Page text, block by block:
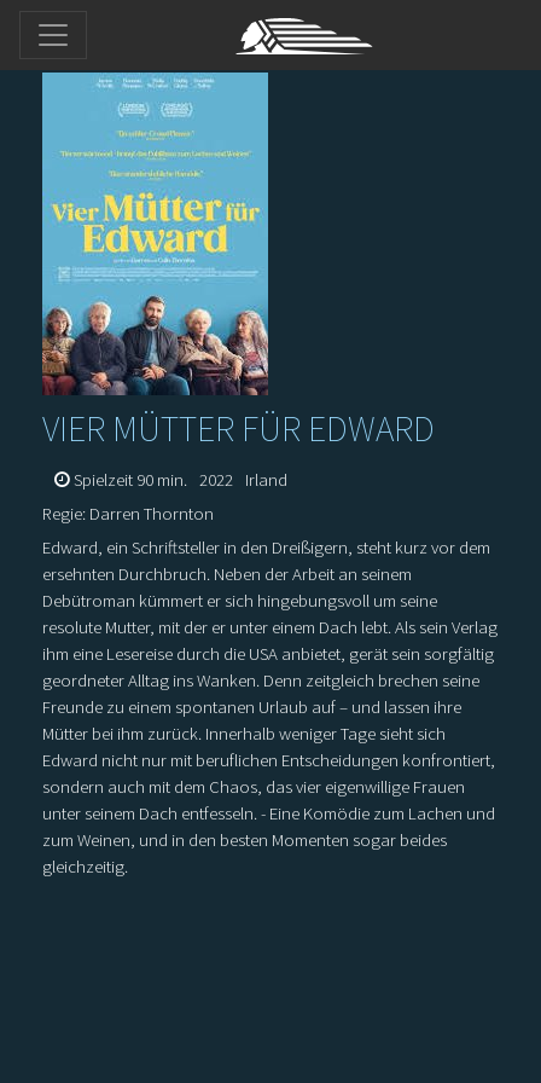
VIER MÜTTER FÜR EDWARD
Spielzeit 90 min. 2022 Irland
Regie: Darren Thornton
Edward, ein Schriftsteller in den Dreißigern, steht kurz vor dem
ersehnten Durchbruch. Neben der Arbeit an seinem
Debütroman kümmert er sich hingebungsvoll um seine
resolute Mutter, mit der er unter einem Dach lebt. Als sein Verlag
ihm eine Lesereise durch die USA anbietet, gerät sein sorgfältig
geordneter Alltag ins Wanken. Denn zeitgleich brechen seine
Freunde zu einem spontanen Urlaub auf – und lassen ihre
Mütter bei ihm zurück. Innerhalb weniger Tage sieht sich
Edward nicht nur mit beruflichen Entscheidungen konfrontiert,
sondern auch mit dem Chaos, das vier eigenwillige Frauen
unter seinem Dach entfesseln. - Eine Komödie zum Lachen und
zum Weinen, und in den besten Momenten sogar beides
gleichzeitig.